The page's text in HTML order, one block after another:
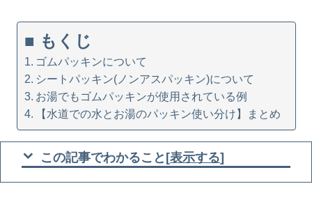
■ もくじ
ゴムパッキンについて
シートパッキン(ノンアスパッキン)について
お湯でもゴムパッキンが使用されている例
【水道での水とお湯のパッキン使い分け】まとめ
この記事でわかること [表示する]